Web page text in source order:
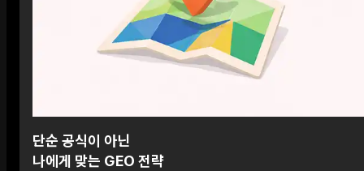
단순 공식이 아닌
나에게 맞는 GEO 전략